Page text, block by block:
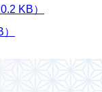
KB）